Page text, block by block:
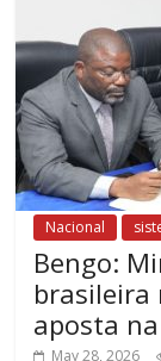
Nacional
Bengo:
brasileira
aposta
May 28, 2026